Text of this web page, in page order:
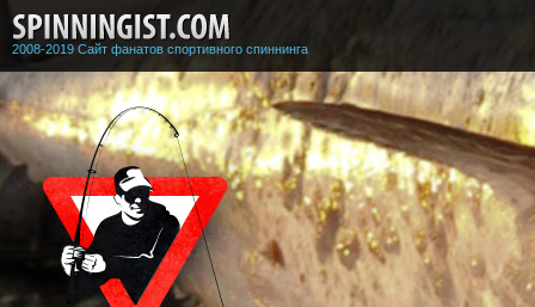
2008-2019 Сайт фанатов спортивного спиннинга